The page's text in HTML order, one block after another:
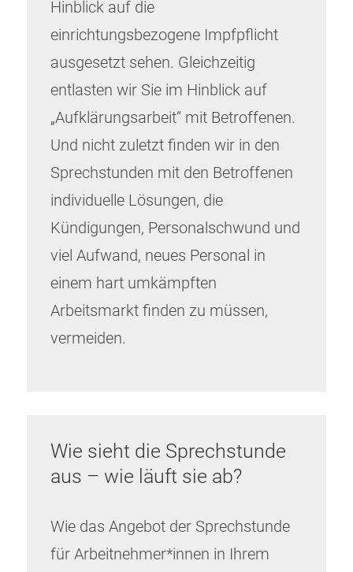
Hinblick auf die
einrichtungsbezogene Impfpflicht
ausgesetzt sehen. Gleichzeitig
entlasten wir Sie im Hinblick auf
„Aufklärungsarbeit“ mit Betroffenen.
Und nicht zuletzt finden wir in den
Sprechstunden mit den Betroffenen
individuelle Lösungen, die
Kündigungen, Personalschwund und
viel Aufwand, neues Personal in
einem hart umkämpften
Arbeitsmarkt finden zu müssen,
vermeiden.
Wie sieht die Sprechstunde
aus – wie läuft sie ab?
Wie das Angebot der Sprechstunde
für Arbeitnehmer*innen in Ihrem